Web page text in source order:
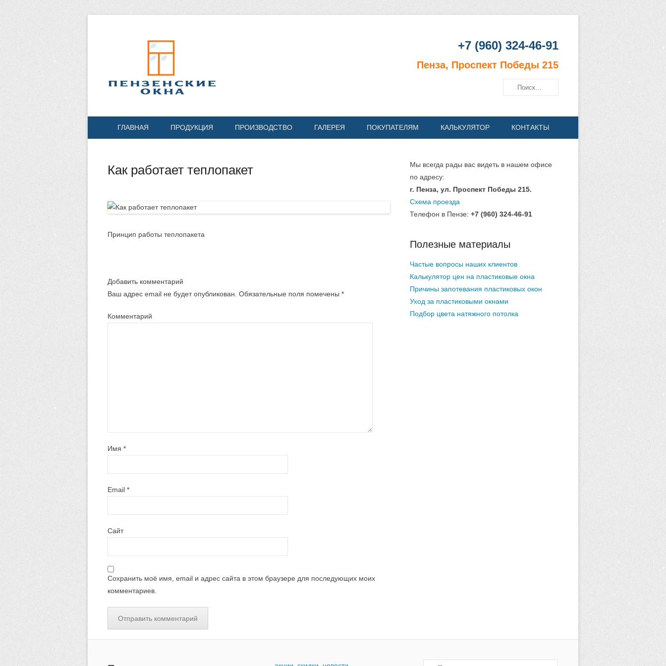
+7 (960) 324-46-91
Пенза, Проспект Победы 215
Поиск
ГЛАВНАЯ ПРОДУКЦИЯ ПРОИЗВОДСТВО ГАЛЕРЕЯ ПОКУПАТЕЛЯМ КАЛЬКУЛЯТОР КОНТАКТЫ
Как работает теплопакет
Принцип работы теплопакета
Добавить комментарий
Ваш адрес email не будет опубликован. Обязательные поля помечены *
Комментарий
Имя *
Email *
Сайт
Сохранить моё имя, email и адрес сайта в этом браузере для последующих моих
комментариев.
Мы всегда рады вас видеть в нашем офисе
по адресу:
г. Пенза, ул. Проспект Победы 215.
Схема проезда
Телефон в Пензе: +7 (960) 324-46-91
Полезные материалы
Частые вопросы наших клиентов
Калькулятор цен на пластиковые окна
Причины запотевания пластиковых окон
Уход за пластиковыми окнами
Подбор цвета натяжного потолка